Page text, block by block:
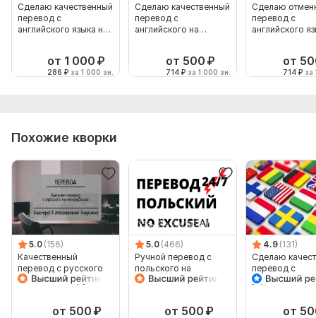
Сделаю качественный
перевод с
английского языка на
от 1 000 ₽
286 ₽ за 1 000 зн.
Сделаю качественный
перевод с
английского на
от 500 ₽
714 ₽ за 1 000 зн.
Сделаю
перевод с
английского
от
714 ₽ за
Похожие кворки
5.0 (156)
Качественный
перевод с русского
языка на белорусский
от 500 ₽
5.0 (466)
Ручной перевод с
польского на
польский
от 500 ₽
4.9 (131)
Сделаю
перевод с
украинского
от